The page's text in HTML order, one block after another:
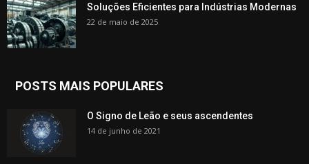
Soluções Eficientes para Indústrias Modernas
22 de maio de 2025
POSTS MAIS POPULARES
O Signo de Leão e seus ascendentes
14 de junho de 2021